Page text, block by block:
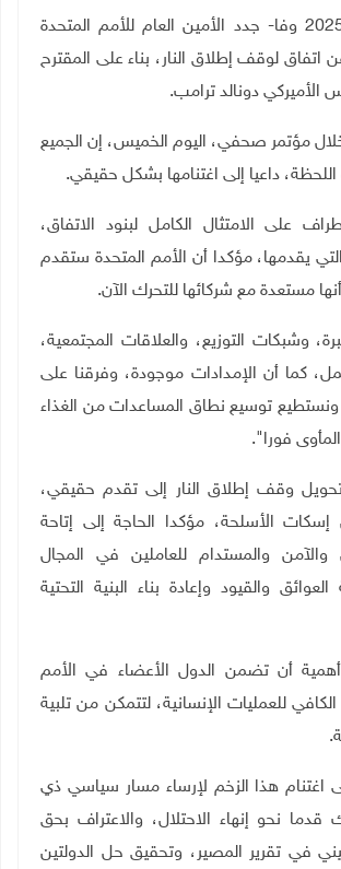
نيويورك 9-10-2025 وفا- جدد الأمين العام للأمم المتحدة
اتفاق لوقف إطلاق النار، بناء على المقترح
الأميركي دونالد ترامب.
مؤتمر صحفي، اليوم الخميس، إن الجميع
داعيا إلى اغتنامها بشكل حقيقي.
على الامتثال الكامل لبنود الاتفاق،
يقدمها، مؤكدا أن الأمم المتحدة ستقدم
مستعدة مع شركائها للتحرك الآن.
وشبكات التوزيع، والعلاقات المجتمعية،
كما أن الإمدادات موجودة، وفرقنا على
ونستطيع توسيع نطاق المساعدات من الغذاء
فورا".
وقف إطلاق النار إلى تقدم حقيقي،
الأسلحة، مؤكدا الحاجة إلى إتاحة
والآمن والمستدام للعاملين في المجال
العوائق والقيود وإعادة بناء البنية التحتية
أن تضمن الدول الأعضاء في الأمم
للعمليات الإنسانية، لتتمكن من تلبية
.
اغتنام هذا الزخم لإرساء مسار سياسي ذي
قدما نحو إنهاء الاحتلال، والاعتراف بحق
في تقرير المصير، وتحقيق حل الدولتين